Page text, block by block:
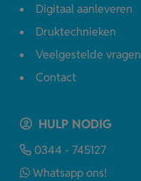
Digitaal aanleveren
Druktechnieken
Veelgestelde vragen
Contact
HULP NODIG
0344 - 745127
Whatsapp ons!